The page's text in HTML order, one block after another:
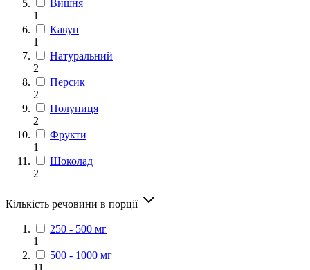
Вишня
1
Кавун
1
Натуральний
2
Персик
2
Полуниця
2
Фрукти
1
Шоколад
2
Кількість речовини в порції
250 - 500 мг
1
500 - 1000 мг
11